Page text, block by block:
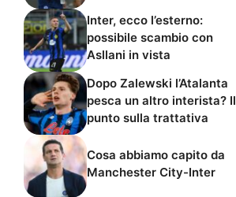
Inter, ecco l’esterno:
possibile scambio con
Asllani in vista
Dopo Zalewski l’Atalanta
pesca un altro interista? Il
punto sulla trattativa
Cosa abbiamo capito da
Manchester City-Inter